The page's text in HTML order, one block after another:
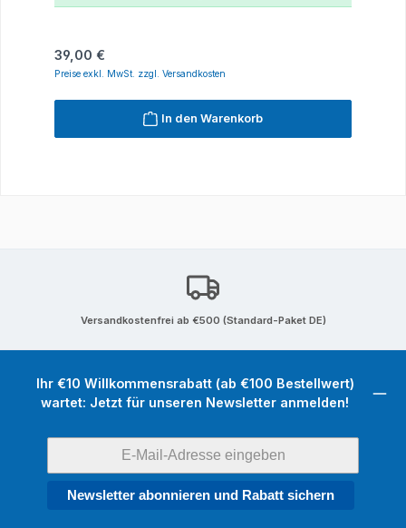
Regulärer Preis:
39,00 €
Preise exkl. MwSt. zzgl. Versandkosten
In den Warenkorb
Versandkostenfrei ab €500 (Standard-Paket DE)
Ihr €10 Willkommensrabatt (ab €100 Bestellwert)
wartet: Jetzt für unseren Newsletter anmelden!
Newsletter abonnieren und Rabatt sichern